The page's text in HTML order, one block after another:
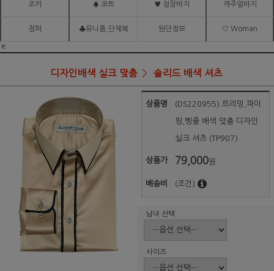
조끼 ♠ 코트 ♥ 정장바지 캐주얼바지
점퍼 ♣유니폼,단체복 원단정보 ♡ Woman
ㅌ
디자인배색 실크 맞춤 솔리드 배색 셔츠
상품명 (DS220955) 트리밍,파이
핑,삥줄 배색 맞춤 디자인
실크 셔츠 (TP907)
상품가 79,000원
배송비 (조건)
남녀 선택
사이즈